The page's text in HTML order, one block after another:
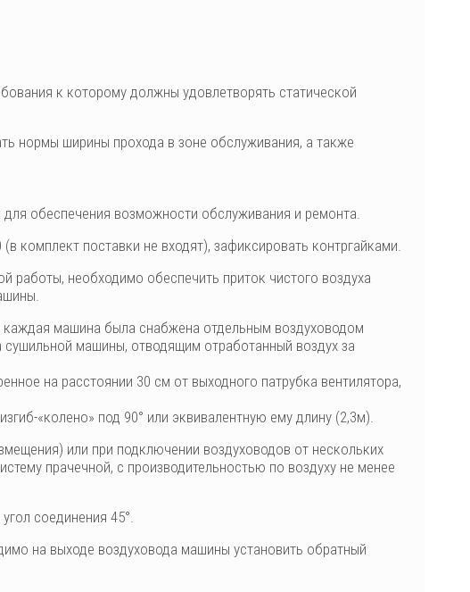
к которому должны удовлетворять статической
нормы ширины прохода в зоне обслуживания, а также
обеспечения возможности обслуживания и ремонта.
комплект поставки не входят), зафиксировать контргайками.
необходимо обеспечить приток чистого воздуха
машина была снабжена отдельным воздуховодом
машины, отводящим отработанный воздух за
на расстоянии 30 см от выходного патрубка вентилятора,
«колено» под 90° или эквивалентную ему длину (2,3м).
или при подключении воздуховодов от нескольких
прачечной, с производительностью по воздуху не менее
соединения 45°.
на выходе воздуховода машины установить обратный